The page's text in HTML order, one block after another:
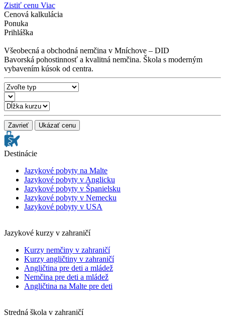
Zistiť cenu Viac
Cenová kalkulácia
Ponuka
Prihláška
Všeobecná a obchodná nemčina v Mníchove – DID
Bavorská pohostinnosť a kvalitná nemčina. Škola s moderným
vybavením kúsok od centra.
Zavrieť Ukázať cenu
Destinácie
Jazykové pobyty na Malte
Jazykové pobyty v Anglicku
Jazykové pobyty v Španielsku
Jazykové pobyty v Nemecku
Jazykové pobyty v USA
Jazykové kurzy v zahraničí
Kurzy nemčiny v zahraničí
Kurzy angličtiny v zahraničí
Angličtina pre deti a mládež
Nemčina pre deti a mládež
Angličtina na Malte pre deti
Stredná škola v zahraničí